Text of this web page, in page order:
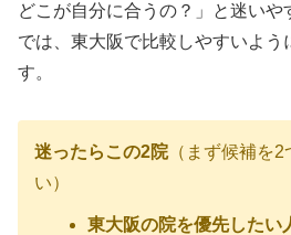
どこが自分に合うの？」と迷い
では、東大阪で比較しやすいよう
す。
迷ったらこの2院（まず候補を2
い）
東大阪の院を優先したい